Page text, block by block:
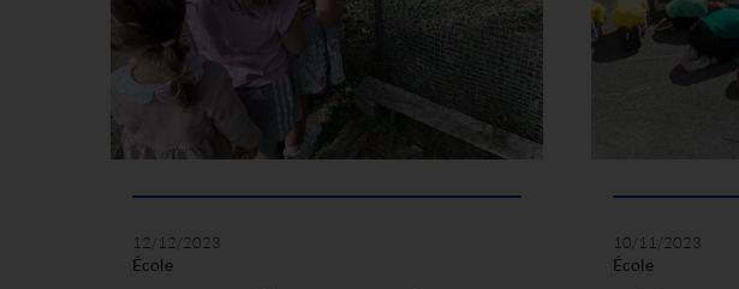
12/12/2023
École
10/11/2023
École